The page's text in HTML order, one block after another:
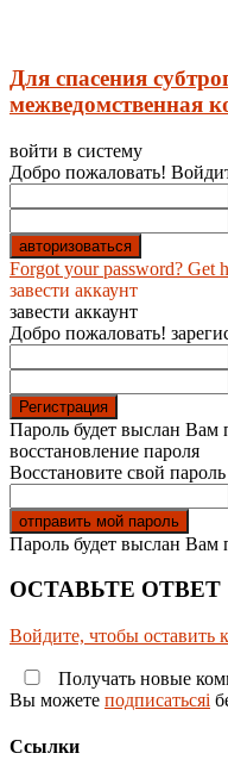
Для спасения
межведомственная
войти в систему
Добро пожаловать!
Forgot your password? Get
завести аккаунт
завести аккаунт
Добро пожаловать!
Пароль будет выслан Вам
восстановление пароля
Восстановите свой пароль
Пароль будет выслан Вам
ОСТАВЬТЕ ОТВЕТ
Войдите, чтобы оставить
Получать новые
Вы можете подписатьсяi
Ссылки